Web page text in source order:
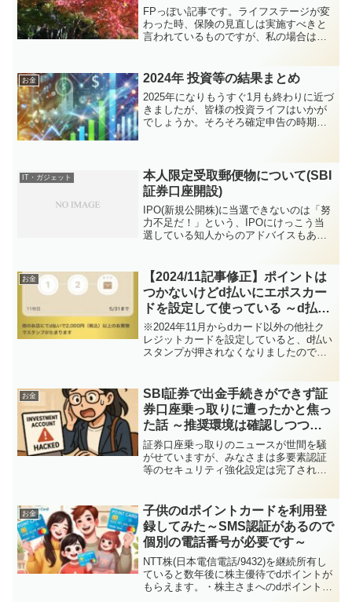
FPっぽい記事です。ライフステージが変
わった時、保険の見直しは実施すべきと
言われているものですが、私の場合は子
び方のコツ！～死亡保険の必要保障額と
は？自分に必要な死亡保...
お金 2024年 投資等の結果まとめ
2025年になりもうすぐ1月も終わりに近づ
きましたが、皆様の投資ライフはいかが
でしょうか。そろそろ確定申告の時期が
去の投資まとめ記事 (2023年、2022年、
2021...
IT・ガジェット
本人限定受取郵便物について(SBI
証券口座開設)
IPO(新規公開株)に当選できないのは「努
力不足だ！」という、IPOにけっこう当
選している知人からのアドバイスもあ
とはいっても、たくさん口座がありすぎ
ても管理がしきれな...
お金
【2024/11記事修正】ポイントは
つかないけどd払いにエポスカー
ドを設定して使っている ～d払い
スタンプで10万ポイントが欲しい
～
※2024年11月からdカード以外の他社ク
レジットカードを設定していると、d払い
スタンプが押されなくなりましたので、d
現在、d払いはdカード以外の他社クレジ
ットカ...
お金
SBI証券で出金手続きができず証
券口座乗っ取りに遭ったかと焦っ
た話 ～推奨環境は確認しつつ、
何でも疑ってかかる姿勢も推奨～
証券口座乗っ取りのニュースが世間を騒
がせていますが、みなさまは多要素認証
等のセキュリティ強化設定は完了されま
りと設定をしましょう。そんな中、IPO
申し込みとVポイントで...
お金
子供のdポイントカードを利用登
録してみた～SMS認証があるので
個別の電話番号が必要です～
NTT株(日本電信電話/9432)を継続所有し
ていると数年後に株主優待でdポイントが
もらえます。・株主さまへのdポイント進